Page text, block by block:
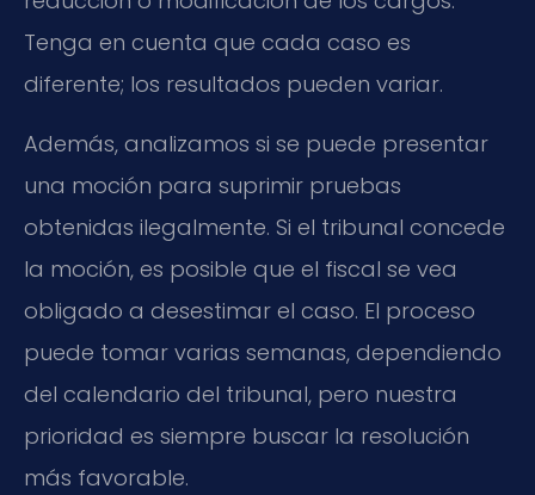
Tenga en cuenta que cada caso es
diferente; los resultados pueden variar.
Además, analizamos si se puede presentar
una moción para suprimir pruebas
obtenidas ilegalmente. Si el tribunal concede
la moción, es posible que el fiscal se vea
obligado a desestimar el caso. El proceso
puede tomar varias semanas, dependiendo
del calendario del tribunal, pero nuestra
prioridad es siempre buscar la resolución
más favorable.